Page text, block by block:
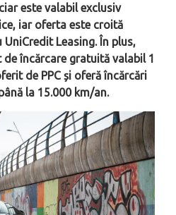
este valabil exclusiv
iar oferta este croită
Leasing. În plus,
încărcare gratuită valabil 1
de PPC și oferă încărcări
la 15.000 km/an.